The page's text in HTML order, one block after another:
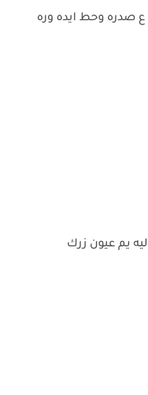
صدره وحط ايده وره
يم عيون زرك